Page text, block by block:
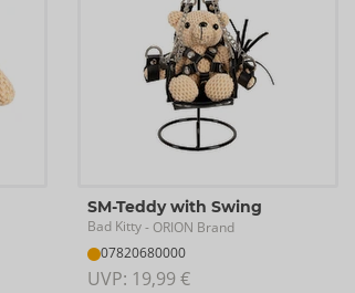
SM-Teddy with Swing
Bad Kitty- ORION Brand
07820680000
UVP: 19,99 €